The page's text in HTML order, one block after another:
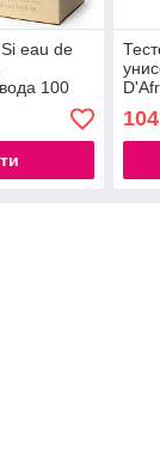
eau de
100